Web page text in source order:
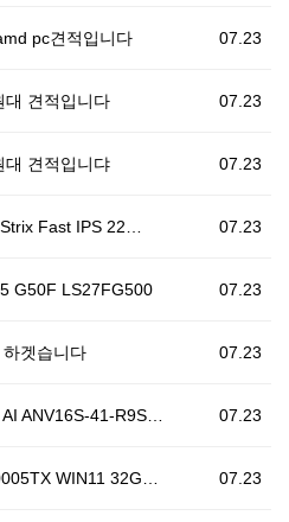
07.23
pc견적입니다
07.23
대 견적입니다
07.23
대 견적입니댜
07.23
Fast IPS 22…
07.23
G50F LS27FG500
07.23
겟습니다
07.23
ANV16S-41-R9S…
07.23
WIN11 32G…